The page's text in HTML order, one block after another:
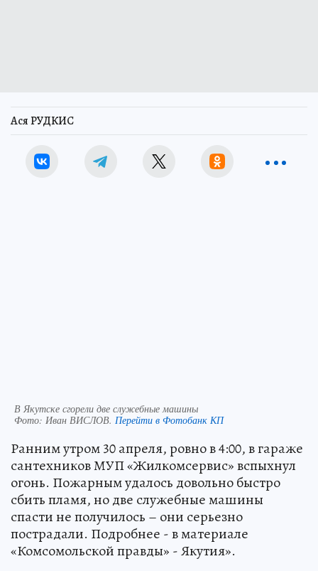
Ася РУДКИС
В Якутске сгорели две служебные машины
Фото: Иван ВИСЛОВ. Перейти в Фотобанк КП
Ранним утром 30 апреля, ровно в 4:00, в гараже
сантехников МУП «Жилкомсервис» вспыхнул
огонь. Пожарным удалось довольно быстро
сбить пламя, но две служебные машины
спасти не получилось – они серьезно
пострадали. Подробнее - в материале
«Комсомольской правды» - Якутия».